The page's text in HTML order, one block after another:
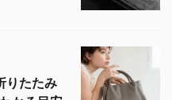
りたたみ